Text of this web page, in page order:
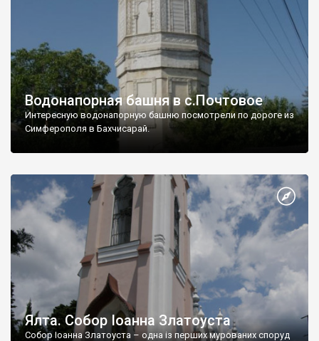
Водонапорная башня в с.Почтовое
Интересную водонапорную башню посмотрели по дороге из
Симферополя в Бахчисарай.
Ялта. Собор Іоанна Златоуста
Собор Іоанна Златоуста – одна із перших мурованих споруд